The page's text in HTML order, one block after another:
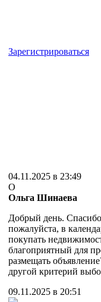
Зарегистрироваться
04.11.2025 в 23:49
О
Ольга Шинаева
Добрый день.
пожалуйста, в
покупать
благоприятный для
размещать
другой критерий
09.11.2025 в 20:51